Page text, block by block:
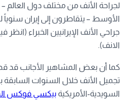
لجراحة الأنف من مختلف دول العالم
الأوسط – يتقاطرون إلى إيران
جراحي الأنف الإيرانيين الخبراء
الانف).
كما أن بعض المشاهير الأجانب قد
تجميل الأنف خلال السنوات السابقة
السويدية-الأمريكيةبيكسي فوكس